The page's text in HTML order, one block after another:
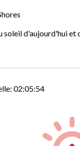
d'aujourd'hui et
02:05:55